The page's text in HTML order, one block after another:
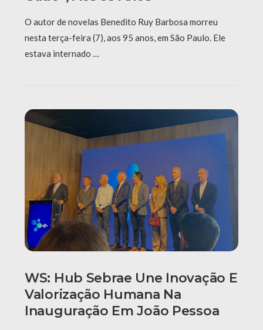
O autor de novelas Benedito Ruy Barbosa morreu
nesta terça-feira (7), aos 95 anos, em São Paulo. Ele
estava internado …
WS: Hub Sebrae Une Inovação E
Valorização Humana Na
Inauguração Em João Pessoa